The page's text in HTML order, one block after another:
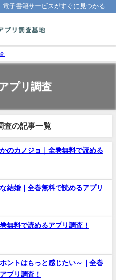
子書籍サービスがすぐに見つかる
プリ調査
査の記事一覧
のカノジョ｜全巻無料で読める
結婚｜全巻無料で読めるアプリ
無料で読めるアプリ調査！
ントはもっと感じたい～｜全巻
プリ調査！